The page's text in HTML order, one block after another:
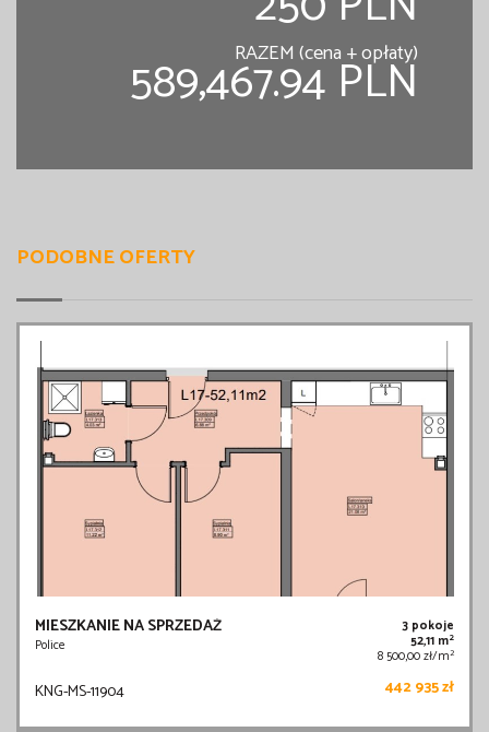
RAZEM (cena + opłaty)
589,467.94 PLN
PODOBNE OFERTY
MIESZKANIE NA SPRZEDAŻ
Police
3 pokoje
52,11 m2
8 500,00 zł/m2
KNG-MS-11904 442 935 zł